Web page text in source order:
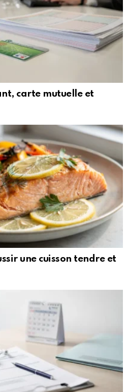
carte mutuelle et
une cuisson tendre et